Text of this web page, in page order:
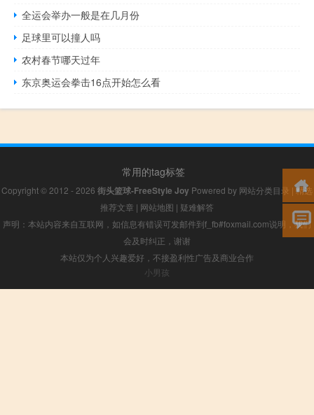
全运会举办一般是在几月份
足球里可以撞人吗
农村春节哪天过年
东京奥运会拳击16点开始怎么看
常用的tag标签
Copyright © 2012 - 2026 街头篮球-FreeStyle Joy Powered by 网站分类目录 |精选
推荐文章 | 网站地图 | 疑难解答
声明：本站内容来自互联网，如信息有错误可发邮件到f_fb#foxmail.com说明，我们
会及时纠正，谢谢
本站仅为个人兴趣爱好，不接盈利性广告及商业合作
小男孩